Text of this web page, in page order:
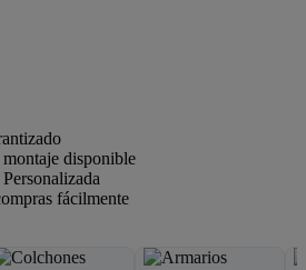
disponible
fácilmente